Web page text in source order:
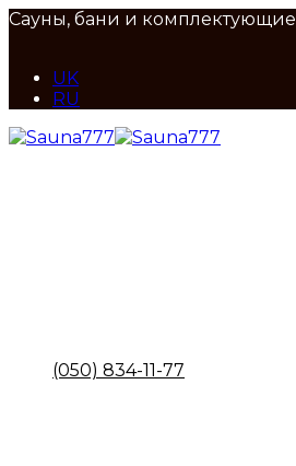
Сауны, бани и комплектующие
UK
RU
(050) 834-11-77